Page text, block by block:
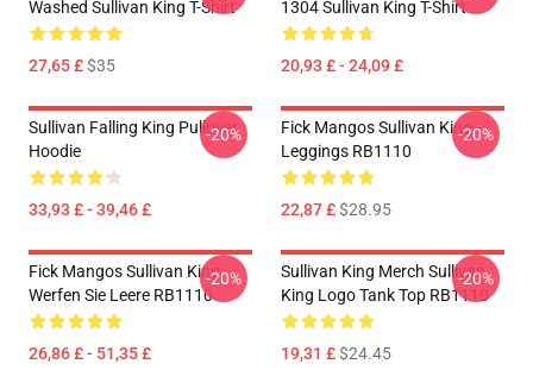
Washed Sullivan King T-Shirt
27,65 £$35
1304 Sullivan King T-Shirt
20,93 £ - 24,09 £
Sullivan Falling King Pullover
Hoodie
33,93 £ - 39,46 £
-20%
Fick Mangos Sullivan King
Leggings RB1110
22,87 £$28.95
-20%
Fick Mangos Sullivan King
Werfen Sie Leere RB1110
26,86 £ - 51,35 £
-20%
Sullivan King Merch Sullivan
King Logo Tank Top RB1110
19,31 £$24.45
-20%